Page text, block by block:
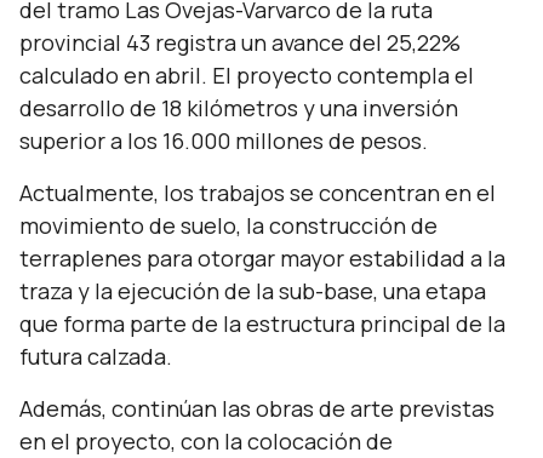
del tramo Las Ovejas-Varvarco de la ruta
provincial 43 registra un avance del 25,22%
calculado en abril. El proyecto contempla el
desarrollo de 18 kilómetros y una inversión
superior a los 16.000 millones de pesos.
Actualmente, los trabajos se concentran en el
movimiento de suelo, la construcción de
terraplenes para otorgar mayor estabilidad a la
traza y la ejecución de la sub-base, una etapa
que forma parte de la estructura principal de la
futura calzada.
Además, continúan las obras de arte previstas
en el proyecto, con la colocación de